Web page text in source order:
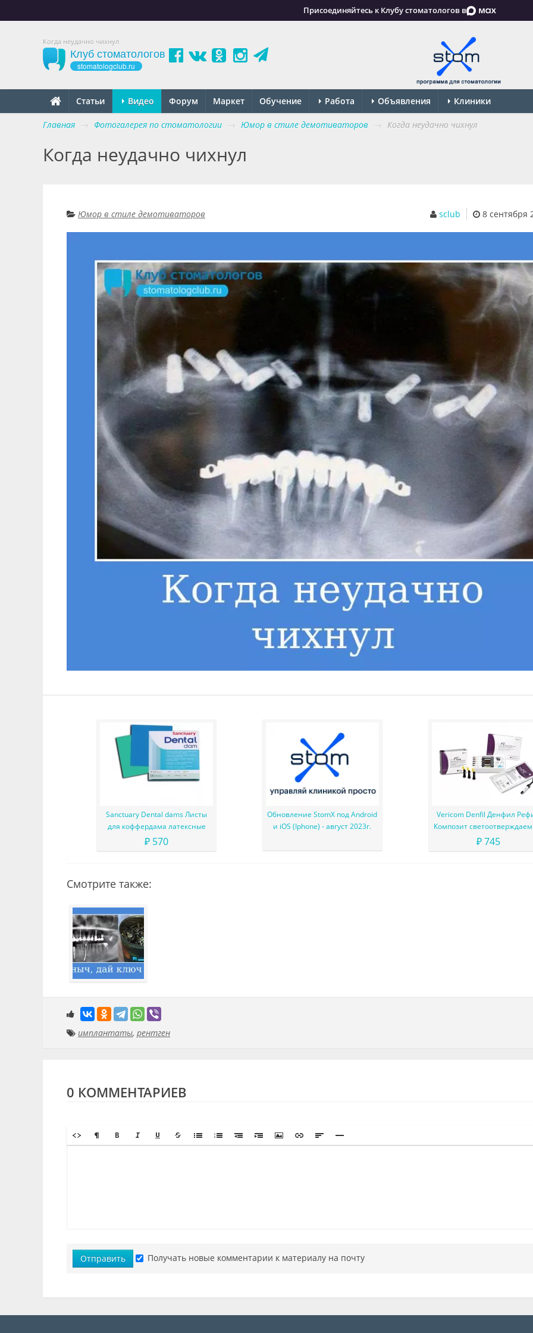
Присоединяйтесь к Клубу стоматологов в
Когда неудачно чихнул
Клуб стоматологов
stomatologclub.ru
Статьи Видео Форум Маркет Обучение Работа Объявления Клиники
Главная → Фотогалерея по стоматологии → Юмор в стиле демотиваторов → Когда неудачно чихнул
Когда неудачно чихнул
8 сентября
sclub
Юмор в стиле демотиваторов
Sanctuary Dental dams Листы
для коффердама латексные
₽ 570
Обновление StomX под Android
и iOS (Iphone) - август 2023г.
Vericom Denfil Денфил
Композит
материал
₽ 745
Смотрите также:
имплантаты, рентген
0 КОММЕНТАРИЕВ
Отправить Получать новые комментарии к материалу на почту